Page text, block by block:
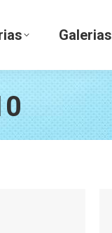
Galerias